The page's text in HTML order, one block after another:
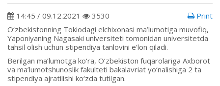
14:45 / 09.12.2021 3530
Print
O‘zbekistonning Tokiodagi elchixonasi ma’lumotiga muvofiq,
Yaponiyaning Nagasaki universiteti tomonidan universitetda
tahsil olish uchun stipendiya tanlovini e’lon qiladi.
Berilgan ma’lumotga ko‘ra, O‘zbekiston fuqarolariga Axborot
va ma’lumotshunoslik fakulteti bakalavriat yo‘nalishiga 2 ta
stipendiya ajratilishi ko‘zda tutilgan.